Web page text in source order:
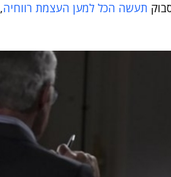
תעשה הכל למען העצמת רווחיה,